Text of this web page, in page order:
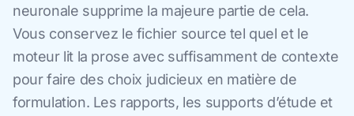
neuronale supprime la majeure partie de cela.
Vous conservez le fichier source tel quel et le
moteur lit la prose avec suffisamment de contexte
pour faire des choix judicieux en matière de
formulation. Les rapports, les supports d’étude et